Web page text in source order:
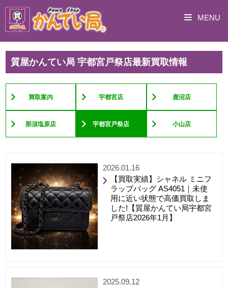
MENU
質屋かんてい局 宇都宮戸祭店最新買取情報
買取案内 宇都宮店 鹿沼店
那須塩原店 宇都宮戸祭店 小山店
2026.01.16
【買取実績】シャネル ミニフ
ラップバッグ AS4051｜未使
用に近い状態で高価買取しま
した!【質屋かんてい局宇都宮
戸祭店2026年1月】
2025.09.12